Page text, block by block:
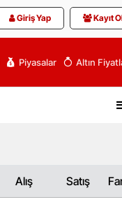
Giriş Yap Kayıt
Piyasalar Altın
Alış Satış